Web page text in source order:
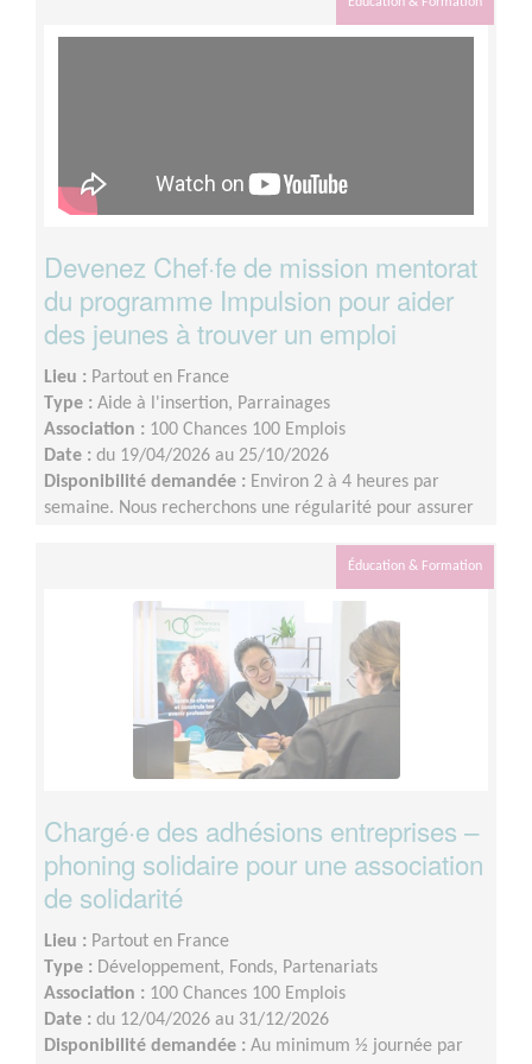
Devenez Chef·fe de mission mentorat
du programme Impulsion pour aider
des jeunes à trouver un emploi
Lieu : Partout en France
Type : Aide à l'insertion, Parrainages
Association : 100 Chances 100 Emplois
Date : du 19/04/2026 au 25/10/2026
Disponibilité demandée : Environ 2 à 4 heures par
semaine. Nous recherchons une régularité pour assurer
Éducation & Formation
Chargé·e des adhésions entreprises –
phoning solidaire pour une association
de solidarité
Lieu : Partout en France
Type : Développement, Fonds, Partenariats
Association : 100 Chances 100 Emplois
Date : du 12/04/2026 au 31/12/2026
Disponibilité demandée : Au minimum ½ journée par